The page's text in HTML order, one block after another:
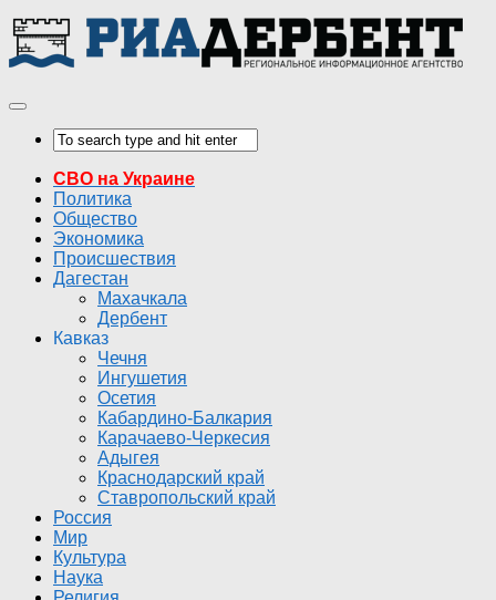
СВО на Украине
Политика
Общество
Экономика
Происшествия
Дагестан
Махачкала
Дербент
Кавказ
Чечня
Ингушетия
Осетия
Кабардино-Балкария
Карачаево-Черкесия
Адыгея
Краснодарский край
Ставропольский край
Россия
Мир
Культура
Наука